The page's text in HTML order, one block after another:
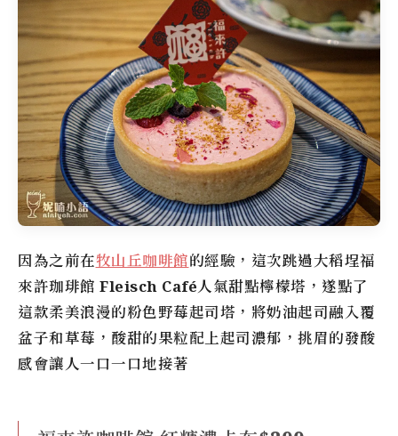
因為之前在牧山丘咖啡館的經驗，這次跳過大稻埕福
來許珈琲館 Fleisch Café人氣甜點檸檬塔，遂點了
這款柔美浪漫的粉色野莓起司塔，將奶油起司融入覆
盆子和草莓，酸甜的果粒配上起司濃郁，挑眉的發酸
感會讓人一口一口地接著